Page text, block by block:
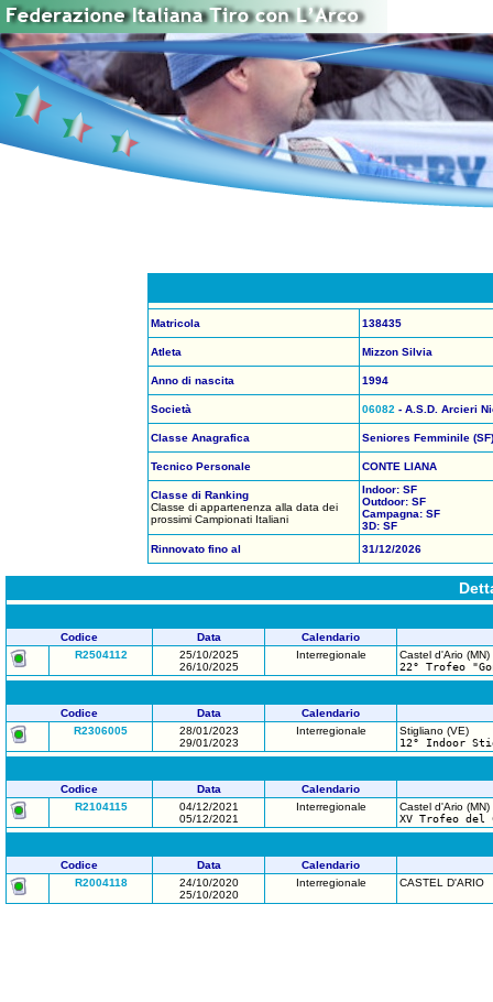
Matricola 138435
Atleta Mizzon Silvia
Anno di nascita 1994
Società 06082 - A.S.D. Arcieri
Classe Anagrafica Seniores Femminile (SF)
Tecnico Personale CONTE LIANA
Classe di Ranking
Classe di appartenenza alla data dei
prossimi Campionati Italiani
Indoor: SF
Outdoor: SF
Campagna: SF
3D: SF
Rinnovato fino al
31/12/2026
Codice Data
Calendario
R2504112
25/10/2025
26/10/2025
Interregionale
Castel d'Ario (MN)
22° Trofeo
Codice Data
Calendario
R2306005
28/01/2023
29/01/2023
Interregionale
Stigliano (VE)
12° Indoor
Codice Data
Calendario
R2104115
04/12/2021
05/12/2021
Interregionale
Castel d'Ario (MN)
XV Trofeo del
Codice Data
Calendario
R2004118
24/10/2020
25/10/2020
Interregionale CASTEL D'ARIO